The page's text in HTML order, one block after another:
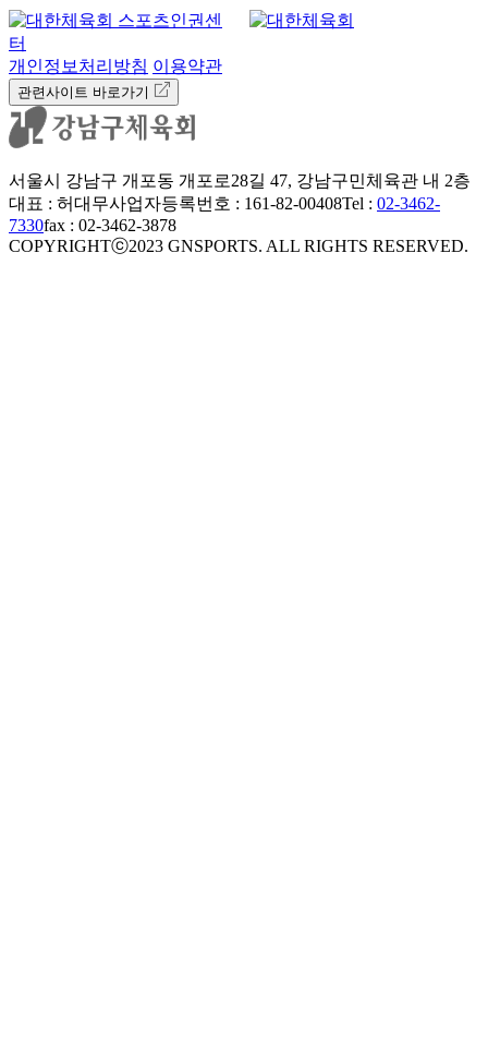
개인정보처리방침 이용약관
관련사이트 바로가기
서울시 강남구 개포동 개포로28길 47, 강남구민체육관 내 2층
대표 : 허대무사업자등록번호 : 161-82-00408Tel : 02-3462-
7330fax : 02-3462-3878
COPYRIGHTⓒ2023 GNSPORTS. ALL RIGHTS RESERVED.